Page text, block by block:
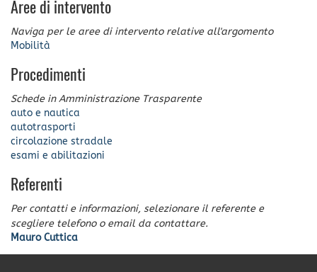
Aree di intervento
Naviga per le aree di intervento relative all'argomento
Mobilità
Procedimenti
Schede in Amministrazione Trasparente
auto e nautica
autotrasporti
circolazione stradale
esami e abilitazioni
Referenti
Per contatti e informazioni, selezionare il referente e
scegliere telefono o email da contattare.
Mauro Cuttica